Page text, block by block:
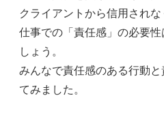
クライアントから信用されな
仕事での「責任感」の必要
しょう。
みんなで責任感のある行動
てみました。